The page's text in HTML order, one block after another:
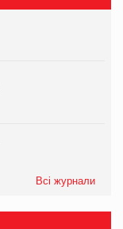
Всі журнали